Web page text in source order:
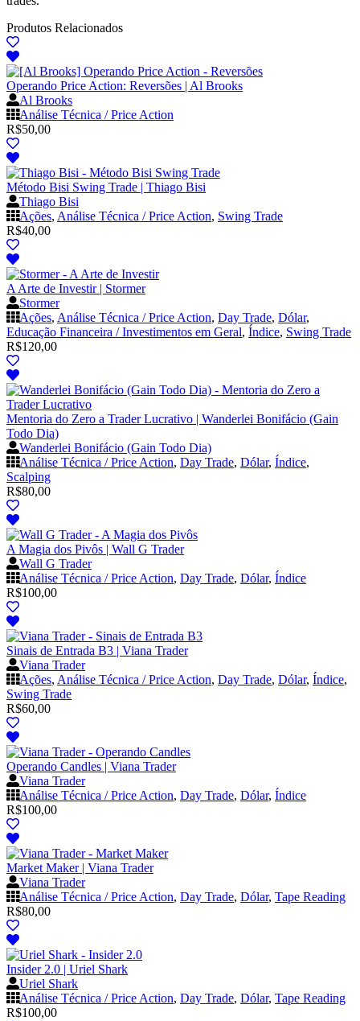
Produtos Relacionados
Operando Price Action: Reversões | Al Brooks
Al Brooks
Análise Técnica / Price Action
R$50,00
Método Bisi Swing Trade | Thiago Bisi
Thiago Bisi
Ações, Análise Técnica / Price Action, Swing Trade
R$40,00
A Arte de Investir | Stormer
Stormer
Ações, Análise Técnica / Price Action, Day Trade, Dólar,
Educação Financeira / Investimentos em Geral, Índice, Swing Trade
R$120,00
Mentoria do Zero a Trader Lucrativo | Wanderlei Bonifácio (Gain
Todo Dia)
Wanderlei Bonifácio (Gain Todo Dia)
Análise Técnica / Price Action, Day Trade, Dólar, Índice,
Scalping
R$80,00
A Magia dos Pivôs | Wall G Trader
Wall G Trader
Análise Técnica / Price Action, Day Trade, Dólar, Índice
R$100,00
Sinais de Entrada B3 | Viana Trader
Viana Trader
Ações, Análise Técnica / Price Action, Day Trade, Dólar, Índice,
Swing Trade
R$60,00
Operando Candles | Viana Trader
Viana Trader
Análise Técnica / Price Action, Day Trade, Dólar, Índice
R$100,00
Market Maker | Viana Trader
Viana Trader
Análise Técnica / Price Action, Day Trade, Dólar, Tape Reading
R$80,00
Insider 2.0 | Uriel Shark
Uriel Shark
Análise Técnica / Price Action, Day Trade, Dólar, Tape Reading
R$100,00